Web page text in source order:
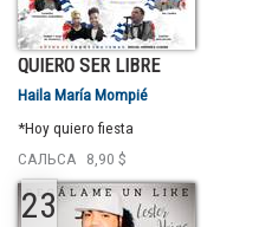
QUIERO SER LIBRE
Haila María Mompié
*Hoy quiero fiesta
САЛЬСА
8,90 $
23